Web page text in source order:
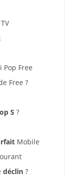
Free
Free ?
S ?
Mobile
déclin?